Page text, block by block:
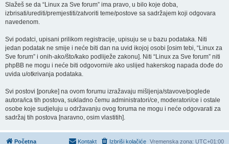
Slažeš se da “Linux za Sve forum” ima pravo, u bilo koje doba,
izbrisati/urediti/premjestiti/zatvoriti teme/postove sa sadržajem koji odgovara
navedenom.
Svi podatci, upisani prilikom registracije, upisuju se u bazu podataka. Niti
jedan podatak ne smije i neće biti dan na uvid ikojoj osobi [osim tebi, “Linux za
Sve forum” i onih-ako/što/kako podliježe zakonu]. Niti “Linux za Sve forum” niti
phpBB ne mogu i neće biti odgovorni/e ako uslijed hakerskog napada dođe do
uvida u/otkrivanja podataka.
Svi postovi [poruke] na ovom forumu izražavaju mišljenja/stavove/poglede
autora/ica tih postova, sukladno čemu administratori/ce, moderatori/ce i ostale
osobe koje sudjeluju u održavanju ovog foruma ne mogu i neće odgovarati za
sadržaj tih postova [naravno, osim vlastitih].
Početna Vremenska zona: UTC+01:00
Izbriši kolačiće
Kontakt